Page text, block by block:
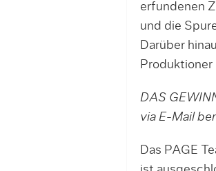
erfundenen
und die
Darüber
Produktioner
DAS
via E-Mail
Das PAGE